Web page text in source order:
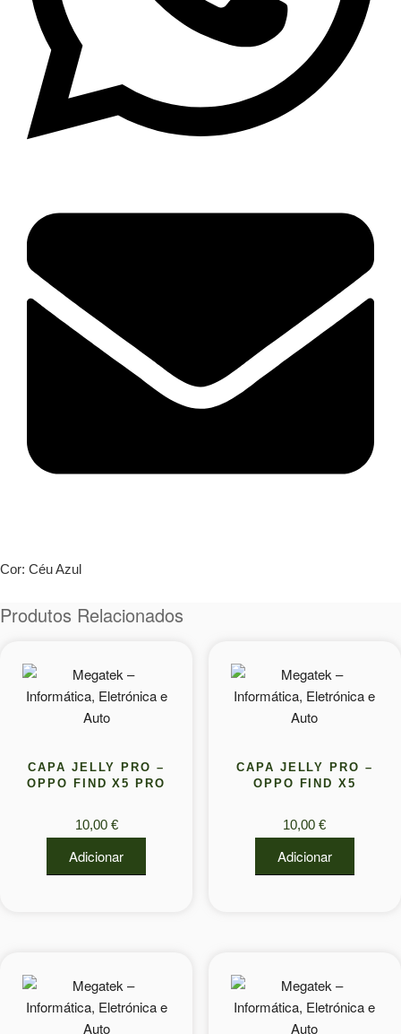
Cor: Céu Azul
Produtos Relacionados
CAPA JELLY PRO –
OPPO FIND X5 PRO
10,00 €
Adicionar
CAPA JELLY PRO –
OPPO FIND X5
10,00€
Adicionar